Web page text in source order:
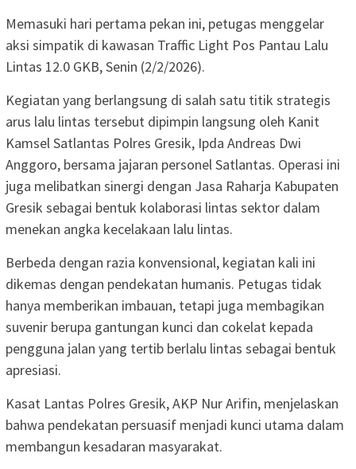
Memasuki hari pertama pekan ini, petugas menggelar
aksi simpatik di kawasan Traffic Light Pos Pantau Lalu
Lintas 12.0 GKB, Senin (2/2/2026).
Kegiatan yang berlangsung di salah satu titik strategis
arus lalu lintas tersebut dipimpin langsung oleh Kanit
Kamsel Satlantas Polres Gresik, Ipda Andreas Dwi
Anggoro, bersama jajaran personel Satlantas. Operasi ini
juga melibatkan sinergi dengan Jasa Raharja Kabupaten
Gresik sebagai bentuk kolaborasi lintas sektor dalam
menekan angka kecelakaan lalu lintas.
Berbeda dengan razia konvensional, kegiatan kali ini
dikemas dengan pendekatan humanis. Petugas tidak
hanya memberikan imbauan, tetapi juga membagikan
suvenir berupa gantungan kunci dan cokelat kepada
pengguna jalan yang tertib berlalu lintas sebagai bentuk
apresiasi.
Kasat Lantas Polres Gresik, AKP Nur Arifin, menjelaskan
bahwa pendekatan persuasif menjadi kunci utama dalam
membangun kesadaran masyarakat.